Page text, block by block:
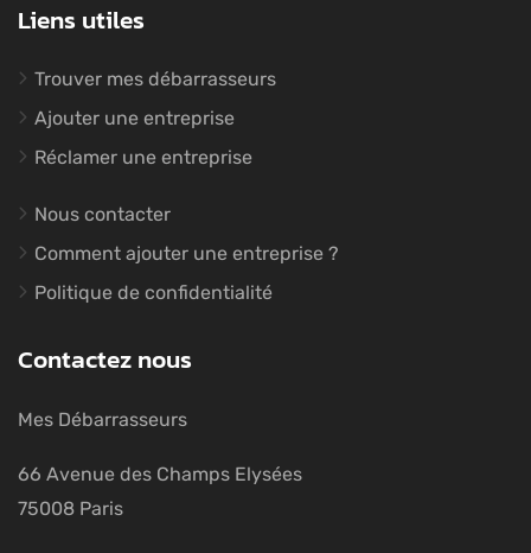
Liens utiles
Trouver mes débarrasseurs
Ajouter une entreprise
Réclamer une entreprise
Nous contacter
Comment ajouter une entreprise ?
Politique de confidentialité
Contactez nous
Mes Débarrasseurs
66 Avenue des Champs Elysées
75008 Paris